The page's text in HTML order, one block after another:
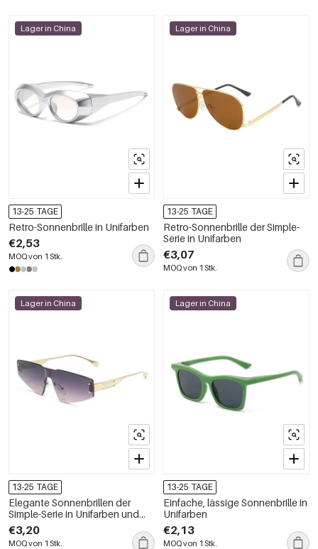
Lager in China
13-25 TAGE
Retro-Sonnenbrille in Unifarben
€2,53
MOQ von 1 Stk.
Lager in China
13-25 TAGE
Retro-Sonnenbrille der Simple-
Serie in Unifarben
€3,07
MOQ von 1 Stk.
Lager in China
13-25 TAGE
Elegante Sonnenbrillen der
Simple-Serie in Unifarben und
Farbverlauf
€3,20
MOQ von 1 Stk.
Lager in China
13-25 TAGE
Einfache, lässige Sonnenbrille in
Unifarben
€2,13
MOQ von 1 Stk.